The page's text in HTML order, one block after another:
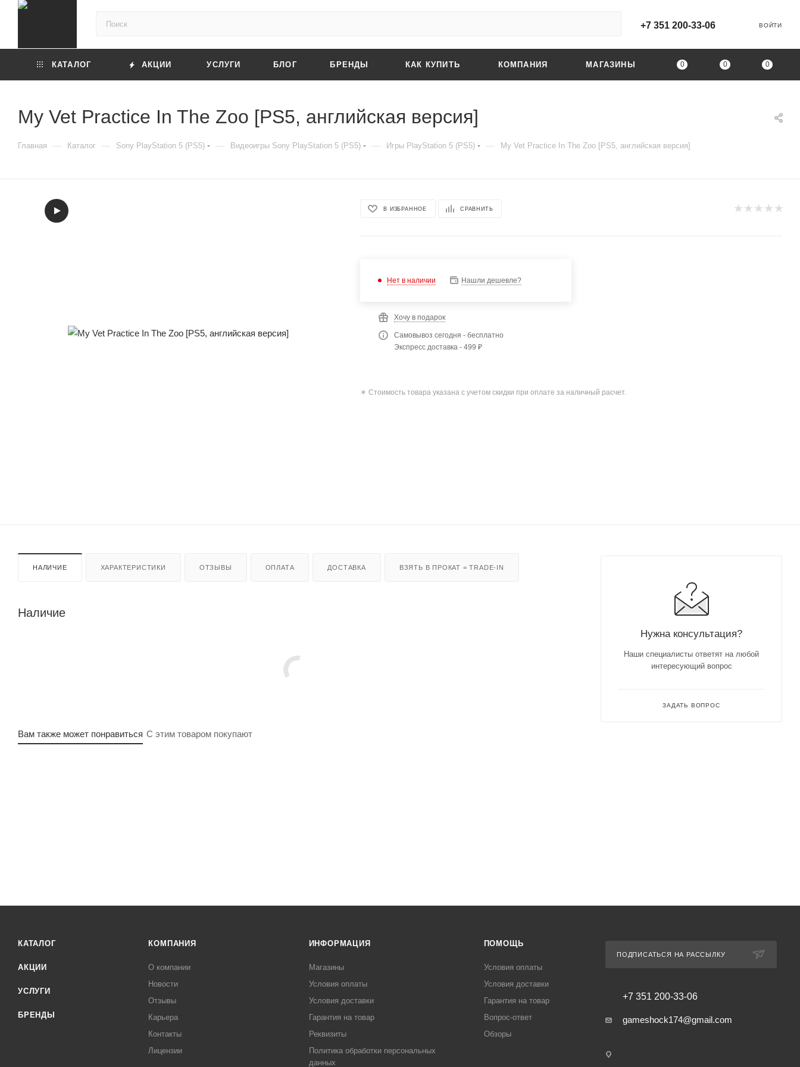
+7 351 200-33-06 ВОЙТИ
0 0 0
КАТАЛОГ АКЦИИ УСЛУГИ БЛОГ БРЕНДЫ КАК КУПИТЬ КОМПАНИЯ МАГАЗИНЫ
My Vet Practice In The Zoo [PS5, английская версия]
Главная — Каталог — Sony PlayStation 5 (PS5) — Видеоигры Sony PlayStation 5 (PS5) — Игры PlayStation 5 (PS5) — My Vet Practice In The Zoo [PS5, английская версия]
В ИЗБРАННОЕ СРАВНИТЬ
Нет в наличии Нашли дешевле?
Хочу в подарок
Самовывоз сегодня - бесплатно
Экспресс доставка - 499 ₽
✴️ Стоимость товара указана с учетом скидки при оплате за наличный расчет.
НАЛИЧИЕ ХАРАКТЕРИСТИКИ ОТЗЫВЫ ОПЛАТА ДОСТАВКА ВЗЯТЬ В ПРОКАТ = TRADE-IN
Наличие
Вам также может понравиться С этим товаром покупают
Нужна консультация?
Наши специалисты ответят на любой
интересующий вопрос
ЗАДАТЬ ВОПРОС
КАТАЛОГ
АКЦИИ
УСЛУГИ
БРЕНДЫ
КОМПАНИЯ
О компании
Новости
Отзывы
Карьера
Контакты
Лицензии
ИНФОРМАЦИЯ
Магазины
Условия оплаты
Условия доставки
Гарантия на товар
Реквизиты
Политика обработки персональных
данных
ПОМОЩЬ
Условия оплаты
Условия доставки
Гарантия на товар
Вопрос-ответ
Обзоры
ПОДПИСАТЬСЯ НА РАССЫЛКУ
+7 351 200-33-06
gameshock174@gmail.com